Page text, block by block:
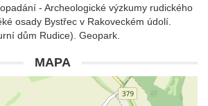
- Archeologické výzkumy rudického
osady Bystřec v Rakoveckém údolí.
dům Rudice). Geopark.
MAPA